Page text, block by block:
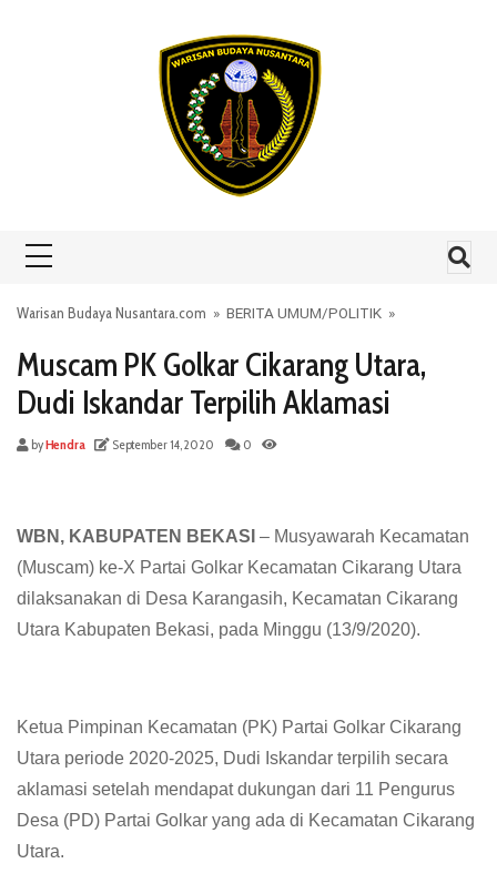
Warisan Budaya Nusantara.com » BERITA UMUM/POLITIK »
Muscam PK Golkar Cikarang Utara,
Dudi Iskandar Terpilih Aklamasi
byHendra September 14, 2020 0
WBN, KABUPATEN BEKASI – Musyawarah Kecamatan
(Muscam) ke-X Partai Golkar Kecamatan Cikarang Utara
dilaksanakan di Desa Karangasih, Kecamatan Cikarang
Utara Kabupaten Bekasi, pada Minggu (13/9/2020).
Ketua Pimpinan Kecamatan (PK) Partai Golkar Cikarang
Utara periode 2020-2025, Dudi Iskandar terpilih secara
aklamasi setelah mendapat dukungan dari 11 Pengurus
Desa (PD) Partai Golkar yang ada di Kecamatan Cikarang
Utara.